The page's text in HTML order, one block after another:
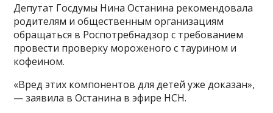
Депутат Госдумы Нина Останина рекомендовала
родителям и общественным организациям
обращаться в Роспотребнадзор с требованием
провести проверку мороженого с таурином и
кофеином.
«Вред этих компонентов для детей уже доказан»,
— заявила в Останина в эфире НСН.